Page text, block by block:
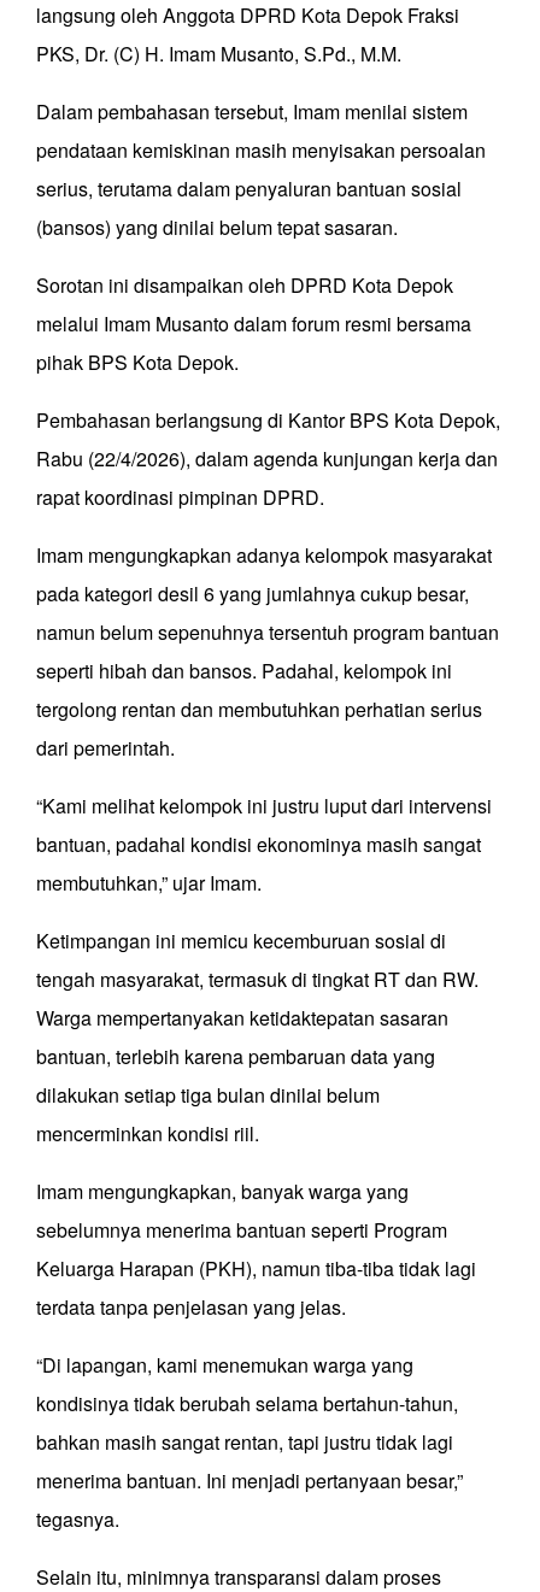
langsung oleh Anggota DPRD Kota Depok Fraksi
PKS, Dr. (C) H. Imam Musanto, S.Pd., M.M.
Dalam pembahasan tersebut, Imam menilai sistem
pendataan kemiskinan masih menyisakan persoalan
serius, terutama dalam penyaluran bantuan sosial
(bansos) yang dinilai belum tepat sasaran.
Sorotan ini disampaikan oleh DPRD Kota Depok
melalui Imam Musanto dalam forum resmi bersama
pihak BPS Kota Depok.
Pembahasan berlangsung di Kantor BPS Kota Depok,
Rabu (22/4/2026), dalam agenda kunjungan kerja dan
rapat koordinasi pimpinan DPRD.
Imam mengungkapkan adanya kelompok masyarakat
pada kategori desil 6 yang jumlahnya cukup besar,
namun belum sepenuhnya tersentuh program bantuan
seperti hibah dan bansos. Padahal, kelompok ini
tergolong rentan dan membutuhkan perhatian serius
dari pemerintah.
“Kami melihat kelompok ini justru luput dari intervensi
bantuan, padahal kondisi ekonominya masih sangat
membutuhkan,” ujar Imam.
Ketimpangan ini memicu kecemburuan sosial di
tengah masyarakat, termasuk di tingkat RT dan RW.
Warga mempertanyakan ketidaktepatan sasaran
bantuan, terlebih karena pembaruan data yang
dilakukan setiap tiga bulan dinilai belum
mencerminkan kondisi riil.
Imam mengungkapkan, banyak warga yang
sebelumnya menerima bantuan seperti Program
Keluarga Harapan (PKH), namun tiba-tiba tidak lagi
terdata tanpa penjelasan yang jelas.
“Di lapangan, kami menemukan warga yang
kondisinya tidak berubah selama bertahun-tahun,
bahkan masih sangat rentan, tapi justru tidak lagi
menerima bantuan. Ini menjadi pertanyaan besar,”
tegasnya.
Selain itu, minimnya transparansi dalam proses